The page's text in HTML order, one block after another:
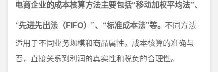
电商企业的成本核算方法主要包括“移动加权平均法”、
“先进先出法（FIFO）”、“标准成本法”等。 不同方法
适用于不同业务规模和商品属性。成本核算的准确与
否，直接关系到利润的真实性和税负的合理性。